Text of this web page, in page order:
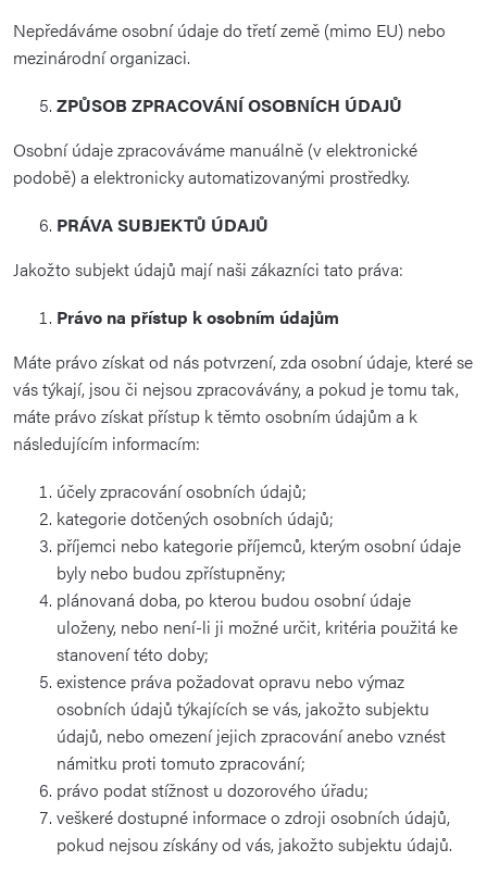
Nepředáváme osobní údaje do třetí země (mimo EU) nebo
mezinárodní organizaci.
ZPŮSOB ZPRACOVÁNÍ OSOBNÍCH ÚDAJŮ
Osobní údaje zpracováváme manuálně (v elektronické
podobě) a elektronicky automatizovanými prostředky.
PRÁVA SUBJEKTŮ ÚDAJŮ
Jakožto subjekt údajů mají naši zákazníci tato práva:
Právo na přístup k osobním údajům
Máte právo získat od nás potvrzení, zda osobní údaje, které se
vás týkají, jsou či nejsou zpracovávány, a pokud je tomu tak,
máte právo získat přístup k těmto osobním údajům a k
následujícím informacím:
účely zpracování osobních údajů;
kategorie dotčených osobních údajů;
příjemci nebo kategorie příjemců, kterým osobní údaje
byly nebo budou zpřístupněny;
plánovaná doba, po kterou budou osobní údaje
uloženy, nebo není-li ji možné určit, kritéria použitá ke
stanovení této doby;
existence práva požadovat opravu nebo výmaz
osobních údajů týkajících se vás, jakožto subjektu
údajů, nebo omezení jejich zpracování anebo vznést
námitku proti tomuto zpracování;
právo podat stížnost u dozorového úřadu;
veškeré dostupné informace o zdroji osobních údajů,
pokud nejsou získány od vás, jakožto subjektu údajů.